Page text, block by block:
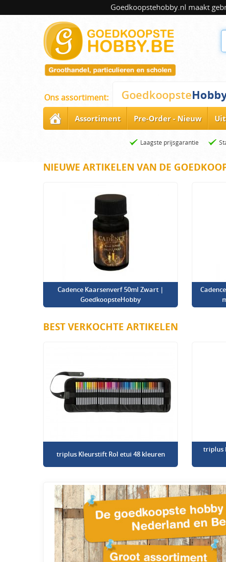
Goedkoopstehobby.nl maakt
Ons assortiment: Goedkoopste
Assortiment Pre-Order - Nieuw
Laagste prijsgarantie
NIEUWE ARTIKELEN VAN DE
Cadence Kaarsenverf 50ml Zwart |
GoedkoopsteHobby
BEST VERKOCHTE ARTIKELEN
triplus Kleurstift Rol etui 48 kleuren
triplus